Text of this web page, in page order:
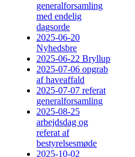
generalforsamling
med endelig
dagsorde
2025-06-20
Nyhedsbre
2025-06-22 Bryllup
2025-07-06 opgrab
af haveaffald
2025-07-07 referat
generalforsamling
2025-08-25
arbejdsdag og
referat af
bestyrelsesmøde
2025-10-02